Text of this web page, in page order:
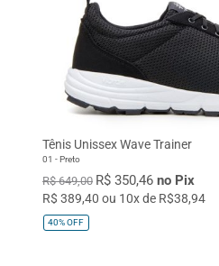
Tênis Unissex Wave Trainer
01 - Preto
R$ 649,00 R$ 350,46 no Pix
R$ 389,40 ou 10x de R$38,94
40%OFF